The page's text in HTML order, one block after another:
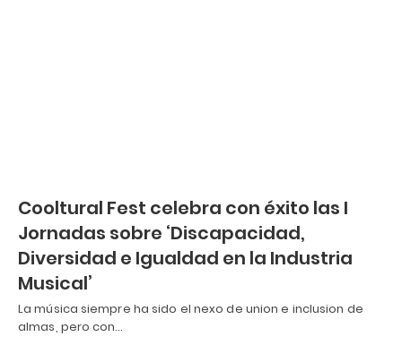
Cooltural Fest celebra con éxito las I
Jornadas sobre ‘Discapacidad,
Diversidad e Igualdad en la Industria
Musical’
La música siempre ha sido el nexo de union e inclusion de
almas, pero con…